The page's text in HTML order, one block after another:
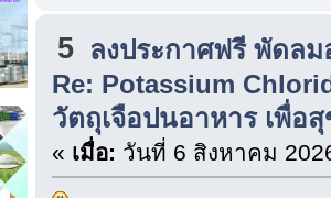
5 ลงประกาศฟรี พัดล
Re: Potassium
วัตถุเจือปนอาหาร เพื่อ
« เมื่อ: วันที่ 6 สิงหาคม